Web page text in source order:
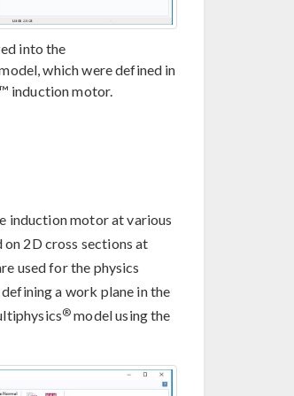
into the
which were defined in
induction motor.
induction motor at various
2D cross sections at
used for the physics
a work plane in the
® model using the